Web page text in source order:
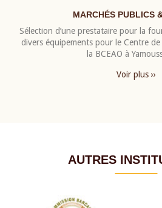
MARCHÉS PUBLICS
Sélection d’une prestataire pour la
divers équipements pour le Centre
la BCEAO à
Voir plus ››
AUTRES